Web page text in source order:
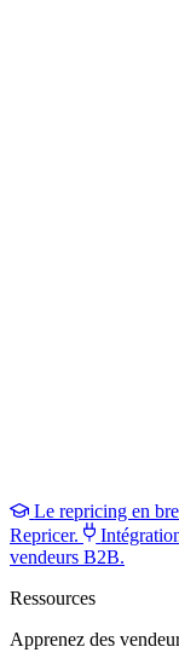
Le repricing en
Repricer.
vendeurs B2B.
Ressources
Apprenez des